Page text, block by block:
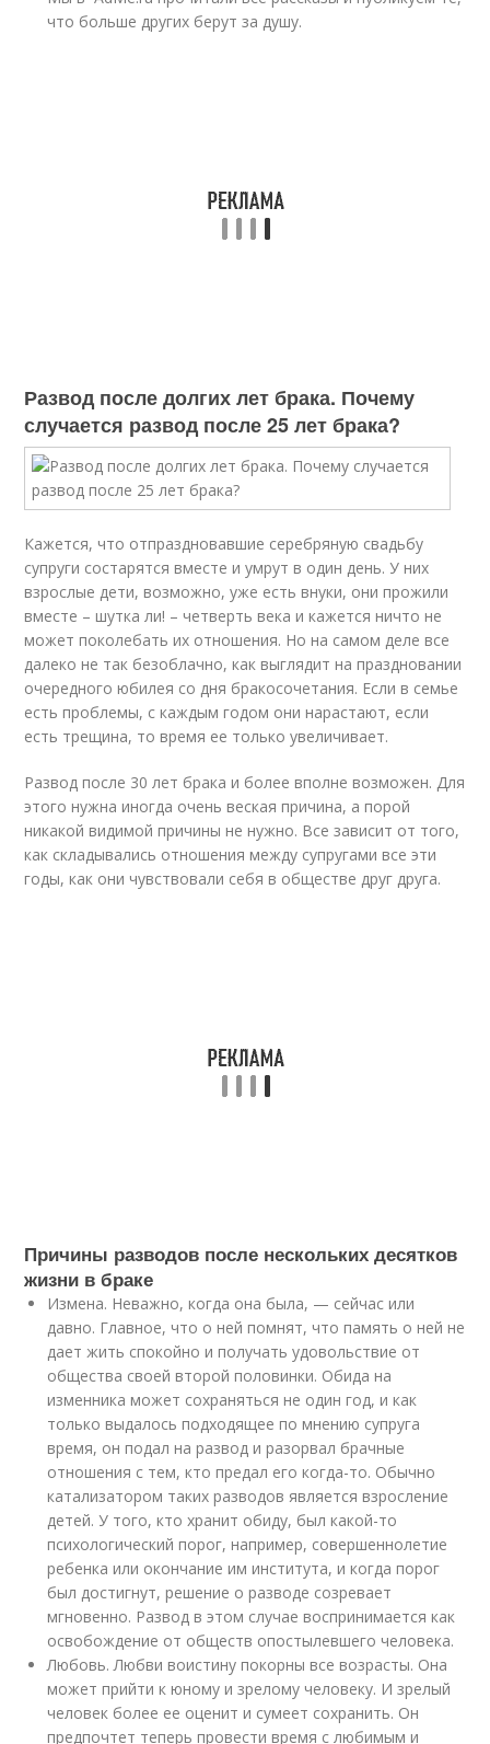
что больше других берут за душу.
Развод после долгих лет брака. Почему
случается развод после 25 лет брака?
Кажется, что отпраздновавшие серебряную свадьбу
супруги состарятся вместе и умрут в один день. У них
взрослые дети, возможно, уже есть внуки, они прожили
вместе – шутка ли! – четверть века и кажется ничто не
может поколебать их отношения. Но на самом деле все
далеко не так безоблачно, как выглядит на праздновании
очередного юбилея со дня бракосочетания. Если в семье
есть проблемы, с каждым годом они нарастают, если
есть трещина, то время ее только увеличивает.
Развод после 30 лет брака и более вполне возможен. Для
этого нужна иногда очень веская причина, а порой
никакой видимой причины не нужно. Все зависит от того,
как складывались отношения между супругами все эти
годы, как они чувствовали себя в обществе друг друга.
Причины разводов после нескольких десятков
жизни в браке
Измена. Неважно, когда она была, — сейчас или
давно. Главное, что о ней помнят, что память о ней не
дает жить спокойно и получать удовольствие от
общества своей второй половинки. Обида на
изменника может сохраняться не один год, и как
только выдалось подходящее по мнению супруга
время, он подал на развод и разорвал брачные
отношения с тем, кто предал его когда-то. Обычно
катализатором таких разводов является взросление
детей. У того, кто хранит обиду, был какой-то
психологический порог, например, совершеннолетие
ребенка или окончание им института, и когда порог
был достигнут, решение о разводе созревает
мгновенно. Развод в этом случае воспринимается как
освобождение от обществ опостылевшего человека.
Любовь. Любви воистину покорны все возрасты. Она
может прийти к юному и зрелому человеку. И зрелый
человек более ее оценит и сумеет сохранить. Он
предпочтет теперь провести время с любимым и